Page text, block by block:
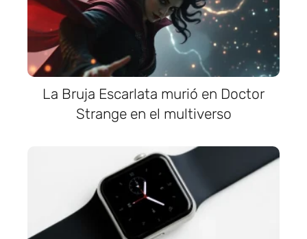
La Bruja Escarlata murió en Doctor
Strange en el multiverso